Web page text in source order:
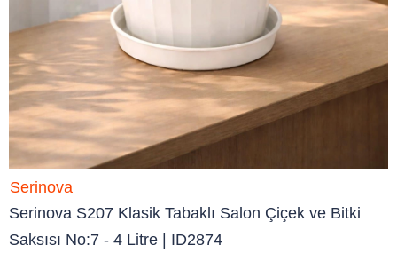
Serinova S207 Klasik Tabaklı Salon Çiçek ve Bitki
Saksısı No:7 - 4 Litre | ID2874
Serinova